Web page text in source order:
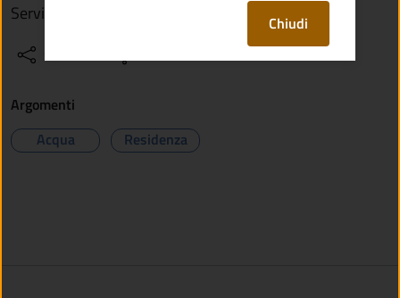
Servizio di SIV Srl - Servizi Idrici Vallecamonica
Chiudi
Argomenti
Acqua
Residenza